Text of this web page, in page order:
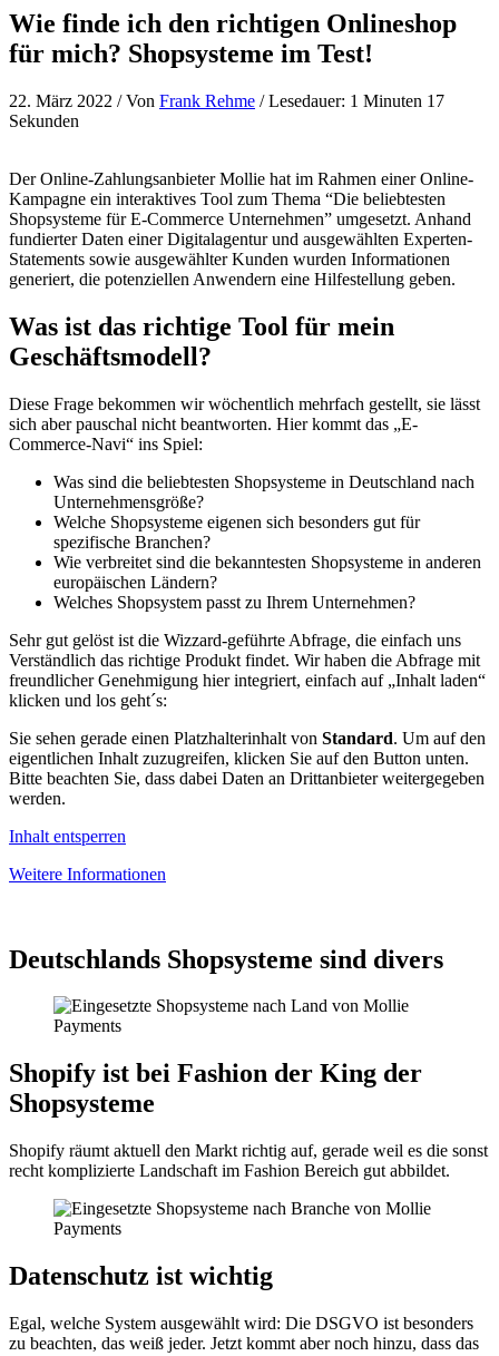
Wie finde ich den richtigen Onlineshop
für mich? Shopsysteme im Test!
22. März 2022 / Von Frank Rehme / Lesedauer: 1 Minuten 17
Sekunden
Der Online-Zahlungsanbieter Mollie hat im Rahmen einer Online-
Kampagne ein interaktives Tool zum Thema “Die beliebtesten
Shopsysteme für E-Commerce Unternehmen” umgesetzt. Anhand
fundierter Daten einer Digitalagentur und ausgewählten Experten-
Statements sowie ausgewählter Kunden wurden Informationen
generiert, die potenziellen Anwendern eine Hilfestellung geben.
Was ist das richtige Tool für mein
Geschäftsmodell?
Diese Frage bekommen wir wöchentlich mehrfach gestellt, sie lässt
sich aber pauschal nicht beantworten. Hier kommt das „E-
Commerce-Navi“ ins Spiel:
Was sind die beliebtesten Shopsysteme in Deutschland nach
Unternehmensgröße?
Welche Shopsysteme eigenen sich besonders gut für
spezifische Branchen?
Wie verbreitet sind die bekanntesten Shopsysteme in anderen
europäischen Ländern?
Welches Shopsystem passt zu Ihrem Unternehmen?
Sehr gut gelöst ist die Wizzard-geführte Abfrage, die einfach uns
Verständlich das richtige Produkt findet. Wir haben die Abfrage mit
freundlicher Genehmigung hier integriert, einfach auf „Inhalt laden“
klicken und los geht´s:
Sie sehen gerade einen Platzhalterinhalt von Standard. Um auf den
eigentlichen Inhalt zuzugreifen, klicken Sie auf den Button unten.
Bitte beachten Sie, dass dabei Daten an Drittanbieter weitergegeben
werden.
Inhalt entsperren
Weitere Informationen
Deutschlands Shopsysteme sind divers
Shopify ist bei Fashion der King der
Shopsysteme
Shopify räumt aktuell den Markt richtig auf, gerade weil es die sonst
recht komplizierte Landschaft im Fashion Bereich gut abbildet.
Datenschutz ist wichtig
Egal, welche System ausgewählt wird: Die DSGVO ist besonders
zu beachten, das weiß jeder. Jetzt kommt aber noch hinzu, dass das